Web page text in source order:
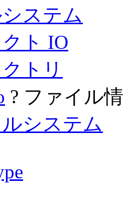
ステム
ト IO
トリ
? ファイル
システム